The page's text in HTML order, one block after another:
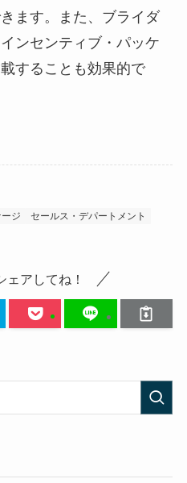
ます。
また、ブライダ
ンセンティブ・パッケ
することも効果的で
ジ
セールス・デパートメント
ェアしてね！